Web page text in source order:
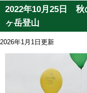
2022年10月25日
ヶ岳登山
2026年1月1日更新